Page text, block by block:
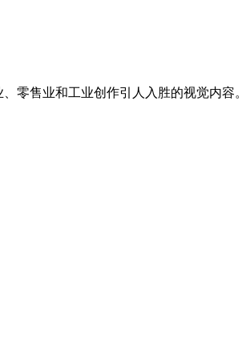
零售业和工业创作引人入胜的视觉内容。